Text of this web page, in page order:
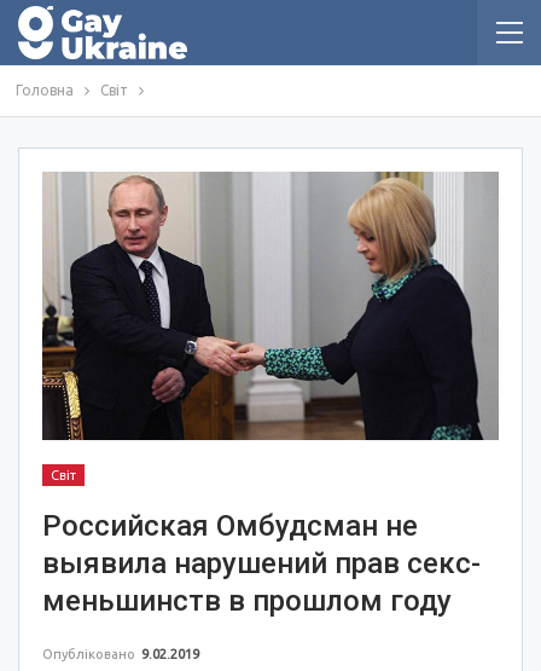
Головна Світ
Світ
Российская Омбудсман не
выявила нарушений прав секс-
меньшинств в прошлом году
Опубліковано 9.02.2019